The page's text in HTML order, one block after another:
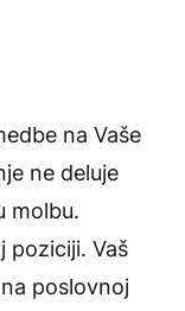
na Vaše
ne deluje
molbu.
poziciji. Vaš
poslovnoj